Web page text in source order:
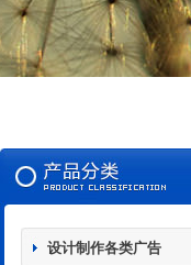
设计制作各类广告